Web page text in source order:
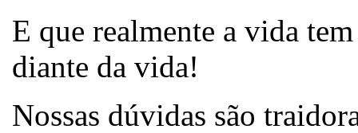
E que realmente a vida
diante da vida!
Nossas dúvidas são